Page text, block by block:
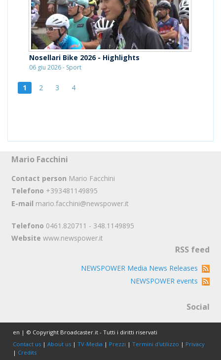
Nosellari Bike 2026 - Highlights
06 giu 2026 - Sport
1 2 3 4
Mario Facchini
Contact person Mario Facchini
Telefono +393481149895
E-mail mario.facchini@newspower.it
Telefono 0461.820711 - 348.1149895
Website www.newspower.it
RSS feed
NEWSPOWER Media News Releases
NEWSPOWER events
Social
en | © Copyright Broadcaster.it - Tutti i diritti riservati
Contact us |About us |TV-Media | Prezzi |Termini d'utilizzo | Privacy
| Credits